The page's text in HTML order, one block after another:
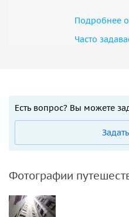
Подробнее
Часто
Есть вопрос? Вы можете
Фотографии